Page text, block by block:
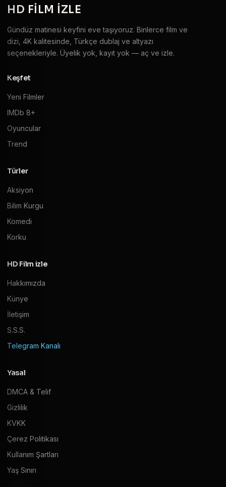
HD FILM IZLE
Gündüz matinesi keyfini eve taşıyoruz. Binlerce film ve
dizi, 4K kalitesinde, Türkçe dublaj ve altyazı
seçenekleriyle. Üyelik yok, kayıt yok — aç ve izle.
Keşfet
Yeni Filmler
IMDb 8+
Oyuncular
Trend
Türler
Aksiyon
Bilim Kurgu
Komedi
Korku
HD Film izle
Hakkımızda
Künye
İletişim
S.S.S.
Telegram Kanalı
Yasal
DMCA & Telif
Gizlilik
KVKK
Çerez Politikası
Kullanım Şartları
Yaş Sınırı